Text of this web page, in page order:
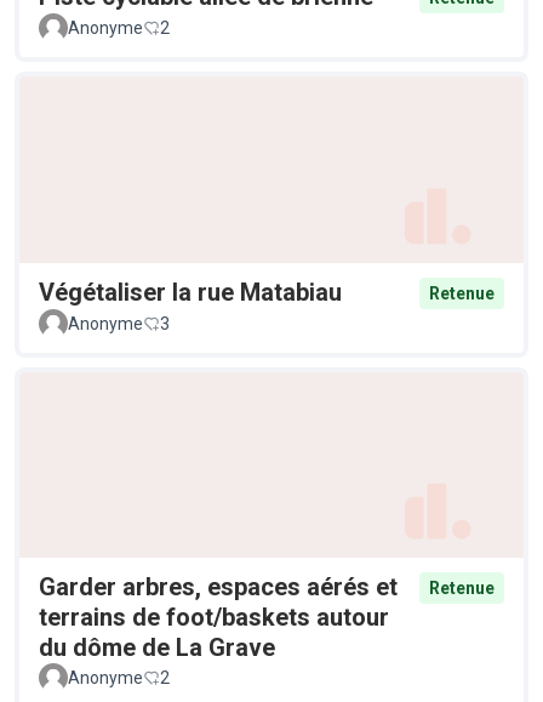
Anonyme
2
Végétaliser la rue Matabiau
Retenue
Anonyme
3
Garder arbres, espaces aérés et
terrains de foot/baskets autour
du dôme de La Grave
Retenue
Anonyme 2